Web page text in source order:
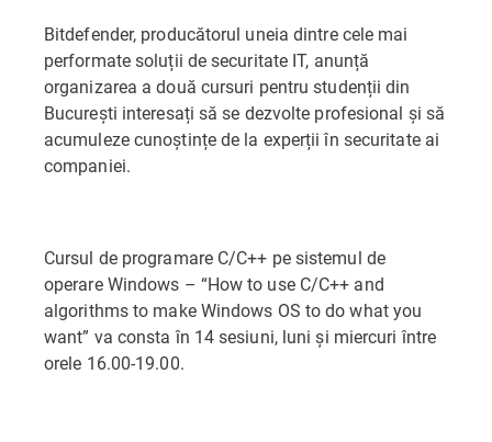
Bitdefender, producătorul uneia dintre cele mai
performate soluții de securitate IT, anunță
organizarea a două cursuri pentru studenții din
București interesați să se dezvolte profesional și să
acumuleze cunoștințe de la experții în securitate ai
companiei.
Cursul de programare C/C++ pe sistemul de
operare Windows – “How to use C/C++ and
algorithms to make Windows OS to do what you
want” va consta în 14 sesiuni, luni și miercuri între
orele 16.00-19.00.